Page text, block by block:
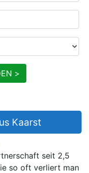
JETZT HIER FINDEN >
Kaarst
seit 2,5
so oft verliert man